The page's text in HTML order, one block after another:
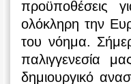
προϋποθέσεις
ολόκληρη την
του νόημα.
παλιγγενεσία
δημιουργικό